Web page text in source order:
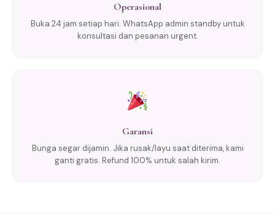
Operasional
Buka 24 jam setiap hari. WhatsApp admin standby untuk
konsultasi dan pesanan urgent.
Garansi
Bunga segar dijamin. Jika rusak/layu saat diterima, kami
ganti gratis. Refund 100% untuk salah kirim.